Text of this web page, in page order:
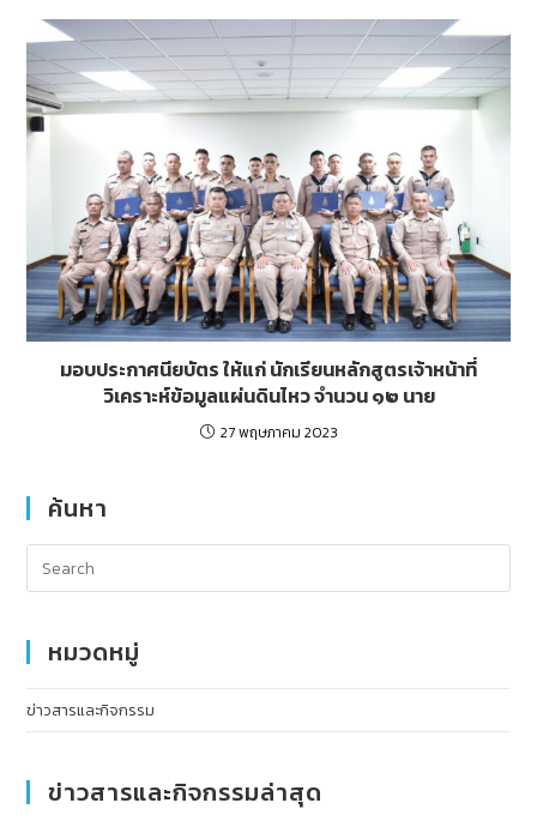
มอบประกาศนียบัตร ให้แก่ นักเรียนหลักสูตรเจ้าหน้าที่
วิเคราะห์ข้อมูลแผ่นดินไหว จำนวน ๑๒ นาย
27 พฤษภาคม 2023
ค้นหา
หมวดหมู่
ข่าวสารและกิจกรรม
ข่าวสารและกิจกรรมล่าสุด